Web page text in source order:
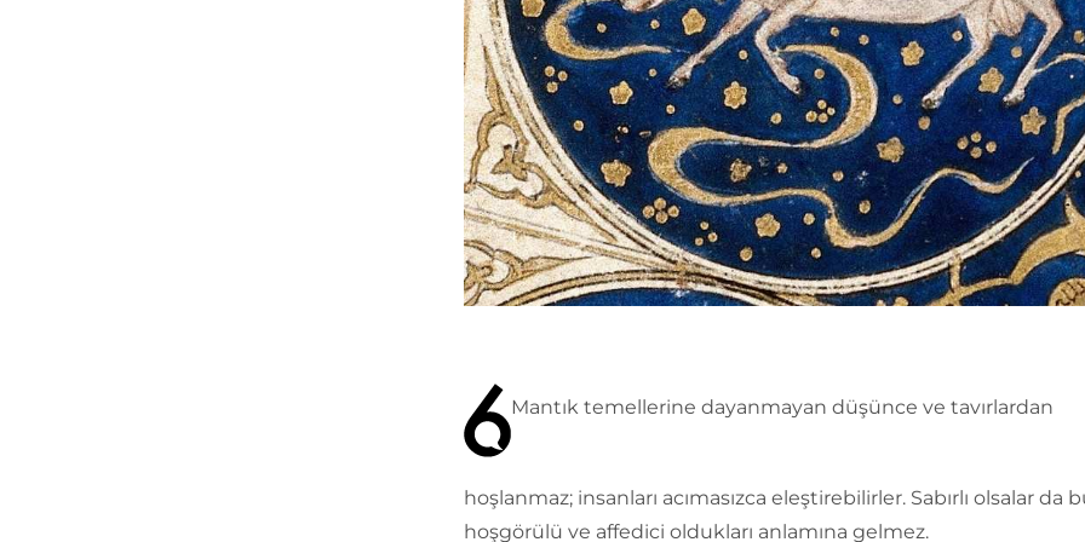
Mantık temellerine dayanmayan düşünce ve tavırlardan
hoşlanmaz; insanları acımasızca eleştirebilirler. Sabırlı olsalar da
hoşgörülü ve affedici oldukları anlamına gelmez.